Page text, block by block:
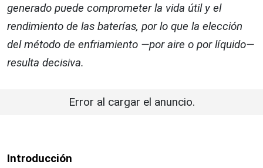
generado puede comprometer la vida útil y el
rendimiento de las baterías, por lo que la elección
del método de enfriamiento —por aire o por líquido—
resulta decisiva.
Error al cargar el anuncio.
Introducción